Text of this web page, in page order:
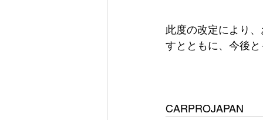
此度の改定により
すとともに、今後
CARPROJAPAN